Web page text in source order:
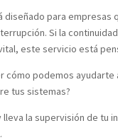
diseñado para empresas
Si la
este servicio está
cómo podemos ayudarte
tus sistemas?
lleva la supervisión de tu